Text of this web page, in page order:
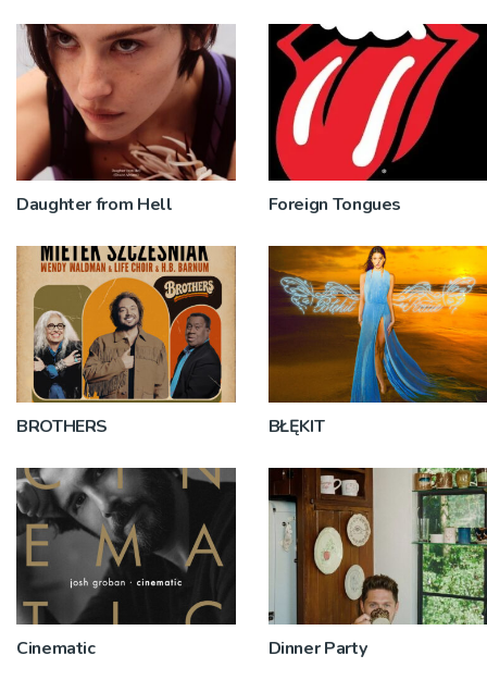
Daughter from Hell Foreign Tongues
BROTHERS BŁĘKIT
Cinematic Dinner Party